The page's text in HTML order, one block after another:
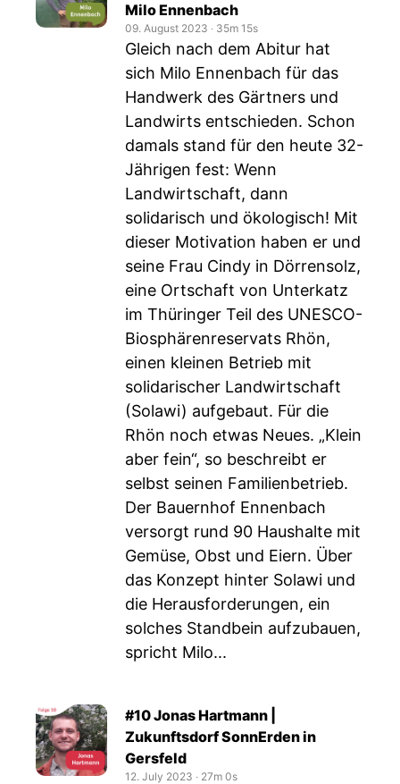
Milo Ennenbach
09. August 2023 ‧ 35m 15s
Gleich nach dem Abitur hat
sich Milo Ennenbach für das
Handwerk des Gärtners und
Landwirts entschieden. Schon
damals stand für den heute 32-
Jährigen fest: Wenn
Landwirtschaft, dann
solidarisch und ökologisch! Mit
dieser Motivation haben er und
seine Frau Cindy in Dörrensolz,
eine Ortschaft von Unterkatz
im Thüringer Teil des UNESCO-
Biosphärenreservats Rhön,
einen kleinen Betrieb mit
solidarischer Landwirtschaft
(Solawi) aufgebaut. Für die
Rhön noch etwas Neues. „Klein
aber fein“, so beschreibt er
selbst seinen Familienbetrieb.
Der Bauernhof Ennenbach
versorgt rund 90 Haushalte mit
Gemüse, Obst und Eiern. Über
das Konzept hinter Solawi und
die Herausforderungen, ein
solches Standbein aufzubauen,
spricht Milo...
#10 Jonas Hartmann |
Zukunftsdorf SonnErden in
Gersfeld
12. July 2023 ‧ 27m 0s